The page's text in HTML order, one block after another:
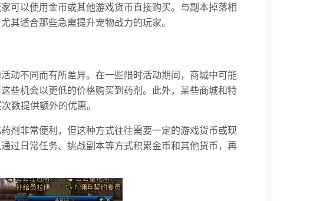
可以使用金币或其他游戏货币直接购买。与副本掉落相
其适合那些急需提升宠物战力的玩家。
动不同而有所差异。在一些限时活动期间，商城中可能
些机会以更低的价格购买到药剂。此外，某些商城和特
数提供额外的优惠。
剂非常便利，但这种方式往往需要一定的游戏货币或现
过日常任务、挑战副本等方式积累金币和其他货币，再